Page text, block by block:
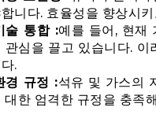
니다. 효율성을 향상시
술 통합 :예를 들어, 현재
관심을 끌고 있습니다.
.
경 규정 :석유 및 가스의
대한 엄격한 규정을 충족